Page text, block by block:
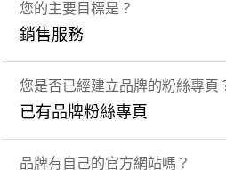
您的主要目標是？
銷售服務
您是否已經建立品牌的粉絲專頁
已有品牌粉絲專頁
品牌有自己的官方網站嗎？